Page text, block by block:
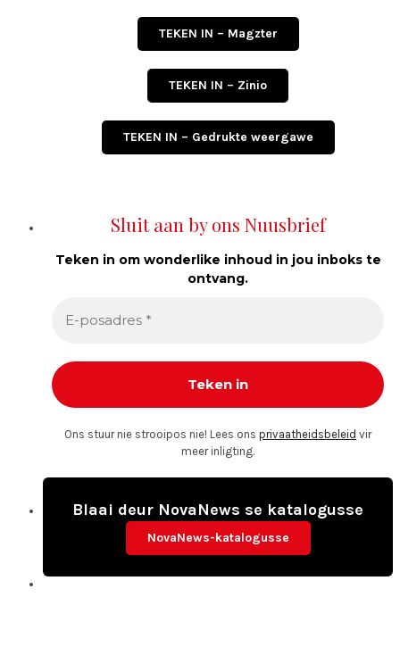
TEKEN IN – Magzter
TEKEN IN – Zinio
TEKEN IN – Gedrukte weergawe
Sluit aan by ons Nuusbrief
Teken in om wonderlike inhoud in jou inboks te
ontvang.
Ons stuur nie strooipos nie! Lees ons privaatheidsbeleid vir
meer inligting.
Blaai deur NovaNews se katalogusse
NovaNews-katalogusse